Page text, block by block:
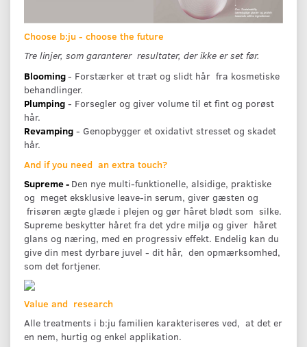
Choose b:ju - choose the future
Tre linjer, som garanterer resultater, der ikke er set før.
Blooming- Forstærker et træt og slidt hår fra kosmetiske
behandlinger.
Plumping - Forsegler og giver volume til et ﬁnt og porøst
hår.
Revamping - Genopbygger et oxidativt stresset og skadet
hår.
And if you need an extra touch?
Supreme - Den nye multi-funktionelle, alsidige, praktiske
og meget eksklusive leave-in serum, giver gæsten og
frisøren ægte glæde i plejen og gør håret blødt som silke.
Supreme beskytter håret fra det ydre miljø og giver håret
glans og næring, med en progressiv eﬀekt. Endelig kan du
give din mest dyrbare juvel - dit hår, den opmærksomhed,
som det fortjener.
Value and research
Alle treatments i b:ju familien karakteriseres ved, at det er
en nem, hurtig og enkel applikation.